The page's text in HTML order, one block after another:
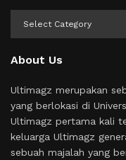
About Us
Ultimagz merupakan
yang berlokasi di
Ultimagz pertama kali
keluarga Ultimagz
sebuah majalah yang